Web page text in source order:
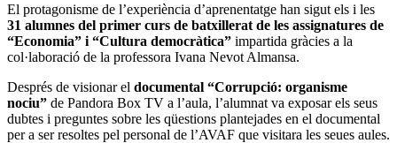
El protagonisme de l’experiència d’aprenentatge han sigut els i les
31 alumnes del primer curs de batxillerat de les assignatures de
“Economia” i “Cultura democràtica” impartida gràcies a la
col·laboració de la professora Ivana Nevot Almansa.
Després de visionar el documental “Corrupció: organisme
nociu” de Pandora Box TV a l’aula, l’alumnat va exposar els seus
dubtes i preguntes sobre les qüestions plantejades en el documental
per a ser resoltes pel personal de l’AVAF que visitara les seues aules.